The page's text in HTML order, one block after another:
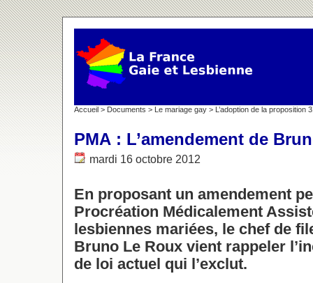
Accueil > Documents > Le mariage gay > L’adoption de la proposition
PMA : L’amendement de
mardi 16 octobre 2012
En proposant un amendement
Procréation Médicalement
lesbiennes mariées, le chef de
Bruno Le Roux vient rappeler
de loi actuel qui l’exclut.